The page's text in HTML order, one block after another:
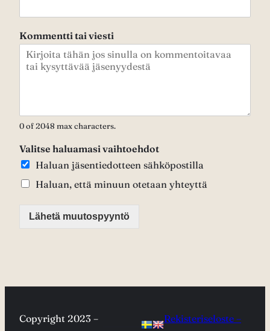
Kommentti tai viesti
0 of 2048 max characters.
Valitse haluamasi vaihtoehdot
Haluan jäsentiedotteen sähköpostilla
Haluan, että minuun otetaan yhteyttä
Lähetä muutospyyntö
Copyright 2023 –
Rekisteriseloste –